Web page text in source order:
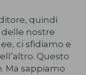
quindi
nostre
ci sfidiamo e
Questo
Ma sappiamo